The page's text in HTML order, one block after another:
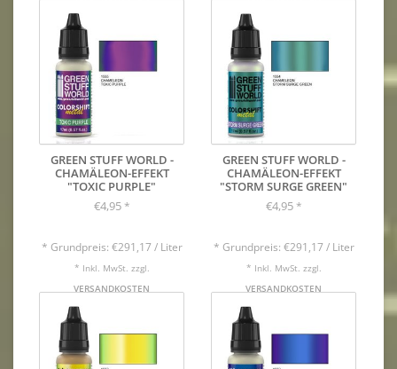
GREEN STUFF WORLD -
CHAMÄLEON-EFFEKT
"TOXIC PURPLE"
€4,95 *
* Grundpreis: €291,17 / Liter
* Inkl. MwSt. zzgl.
VERSANDKOSTEN
GREEN STUFF WORLD -
CHAMÄLEON-EFFEKT
"STORM SURGE GREEN"
€4,95 *
* Grundpreis: €291,17 / Liter
* Inkl. MwSt. zzgl.
VERSANDKOSTEN